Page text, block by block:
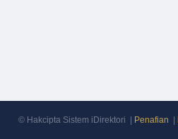
© Hakcipta Sistem iDirektori | Penafian